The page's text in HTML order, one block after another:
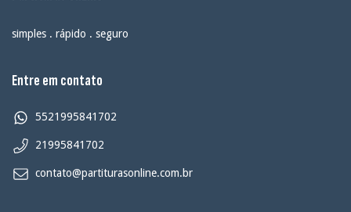
simples . rápido . seguro
Entre em contato
5521995841702
21995841702
contato@partiturasonline.com.br